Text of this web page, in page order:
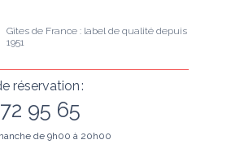
Gîtes de France : label de qualité depuis
1951
réservation :
95 65
de 9h00 à 20h00